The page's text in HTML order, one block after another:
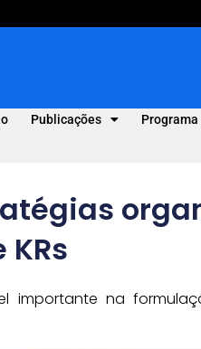
Publicações
importante na